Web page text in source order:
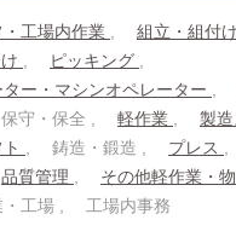
工場内作業 組立・組付け
ピッキング
ー・マシンオペレーター
保守・保全 軽作業
製
鋳造・鍛造 プレス
品質管理
その他軽作業・
・工場
工場内事務